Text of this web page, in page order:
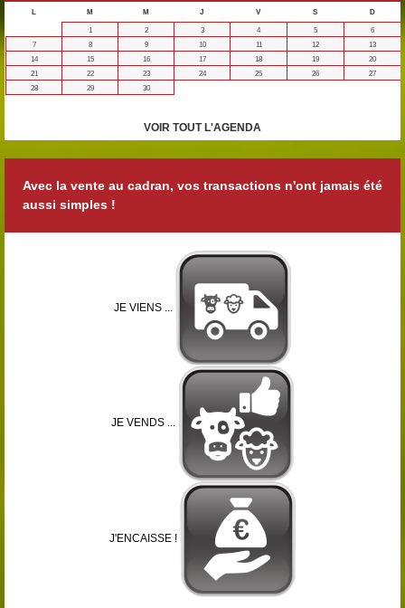
L M M J V S
D
1
2 3 4 5
6
7
8 9 10 11 12
13
14
15 16 17 18 19
20
21
22 23 24 25 26
27
28
29 30
VOIR TOUT L'AGENDA
Avec la vente au cadran, vos transactions n'ont jamais été
aussi simples !
JE VIENS ...
JE VENDS ...
J'ENCAISSE !